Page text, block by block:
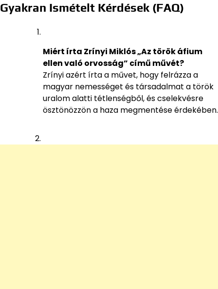
Gyakran Ismételt Kérdések (FAQ)
Miért írta Zrínyi Miklós „Az török áfium
ellen való orvosság” című művét?
Zrínyi azért írta a művet, hogy felrázza a
magyar nemességet és társadalmat a török
uralom alatti tétlenségből, és cselekvésre
ösztönözzön a haza megmentése érdekében.